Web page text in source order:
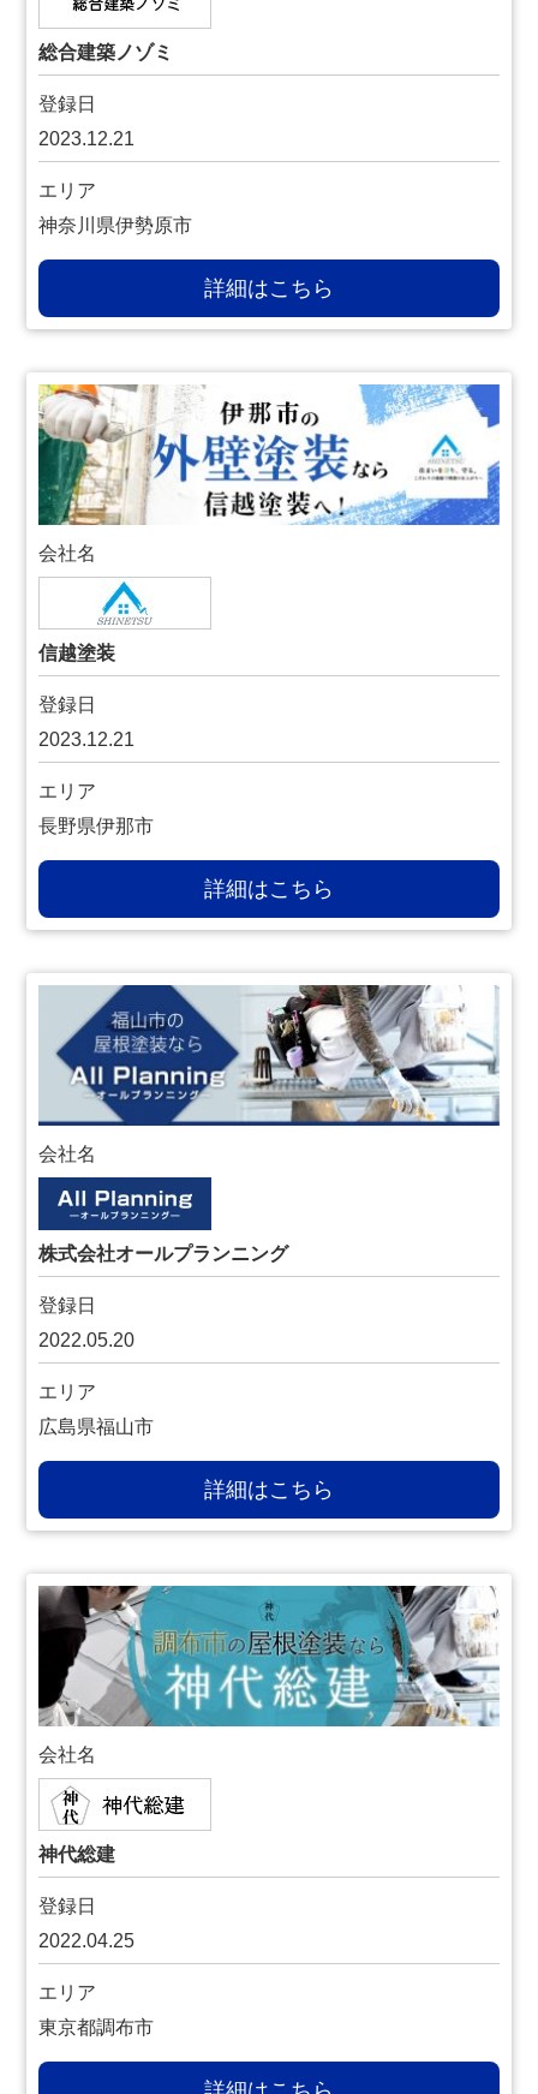
総合建築ノゾミ
登録日
2023.12.21
エリア
神奈川県伊勢原市
詳細はこちら
会社名
信越塗装
登録日
2023.12.21
エリア
長野県伊那市
詳細はこちら
会社名
株式会社オールプランニング
登録日
2022.05.20
エリア
広島県福山市
詳細はこちら
会社名
神代総建
登録日
2022.04.25
エリア
東京都調布市